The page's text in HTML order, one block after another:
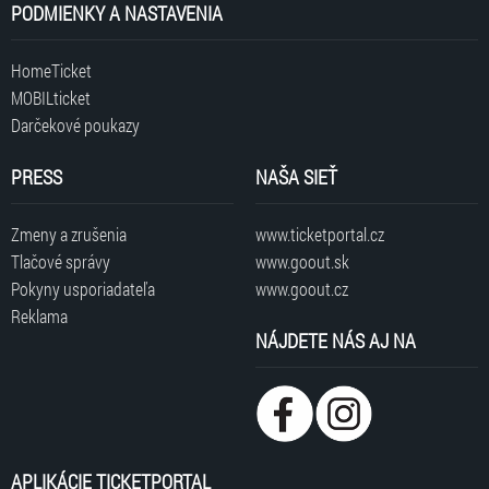
PODMIENKY A NASTAVENIA
HomeTicket
MOBILticket
Darčekové poukazy
PRESS
Zmeny a zrušenia
Tlačové správy
Pokyny usporiadateľa
Reklama
NAŠA SIEŤ
www.ticketportal.cz
www.goout.sk
www.goout.cz
NÁJDETE NÁS AJ NA
APLIKÁCIE TICKETPORTAL